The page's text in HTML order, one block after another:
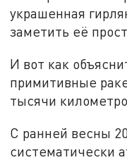
украшенная
заметить её
И вот как
примитивные
тысячи
С ранней весны
систематически